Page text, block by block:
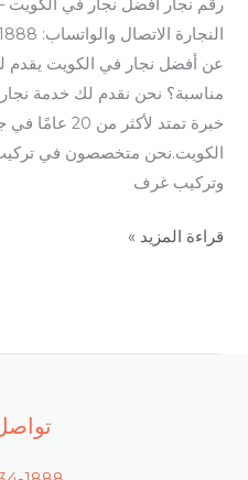
عن أفضل نجار في الكويت يقدم
مناسبة؟ نحن نقدم لك خدمة
خبرة تمتد
الكويت.نحن متخصصون في تركيب
وتركيب غرف
قراءة المزيد »